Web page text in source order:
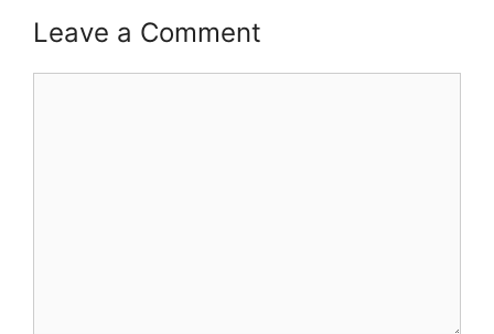
Leave a Comment